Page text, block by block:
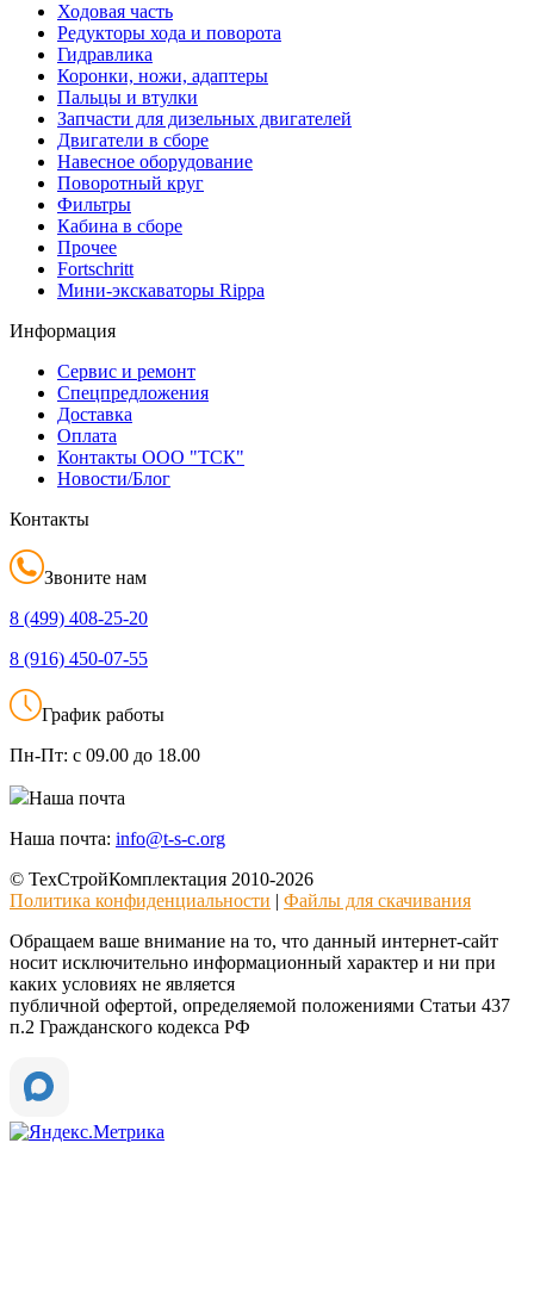
Ходовая часть
Редукторы хода и поворота
Гидравлика
Коронки, ножи, адаптеры
Пальцы и втулки
Запчасти для дизельных двигателей
Двигатели в сборе
Навесное оборудование
Поворотный круг
Фильтры
Кабина в сборе
Прочее
Fortschritt
Мини-экскаваторы Rippa
Информация
Сервис и ремонт
Спецпредложения
Доставка
Оплата
Контакты ООО "ТСК"
Новости/Блог
Контакты
Звоните нам
8 (499) 408-25-20
8 (916) 450-07-55
График работы
Пн-Пт: с 09.00 до 18.00
Наша почта
Наша почта: info@t-s-c.org
© ТехСтройКомплектация 2010-2026
Политика конфиденциальности
Файлы для скачивания
Обращаем ваше внимание на то, что данный интернет-сайт
носит исключительно информационный характер и ни при
каких условиях не является
публичной офертой, определяемой положениями Статьи 437
п.2 Гражданского кодекса РФ